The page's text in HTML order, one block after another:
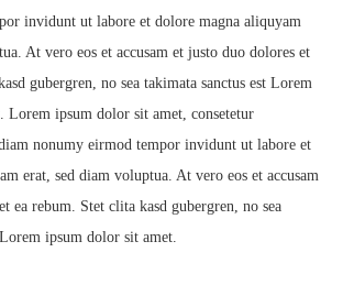
invidunt ut labore et dolore magna aliquyam
At vero eos et accusam et justo duo dolores et
gubergren, no sea takimata sanctus est Lorem
Lorem ipsum dolor sit amet, consetetur
nonumy eirmod tempor invidunt ut labore et
erat, sed diam voluptua. At vero eos et accusam
ea rebum. Stet clita kasd gubergren, no sea
ipsum dolor sit amet.